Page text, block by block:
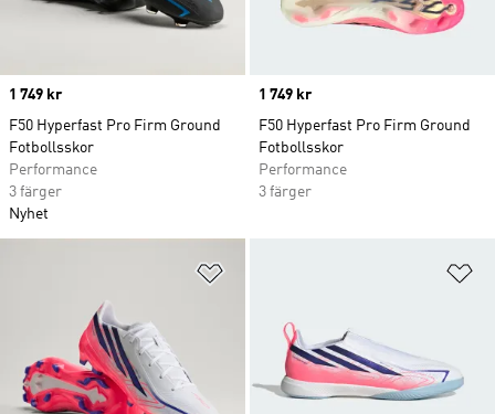
Price
1 749 kr
F50 Hyperfast Pro Firm Ground
Fotbollsskor
Performance
3 färger
Nyhet
Price
1 749 kr
F50 Hyperfast Pro Firm Ground
Fotbollsskor
Performance
3 färger